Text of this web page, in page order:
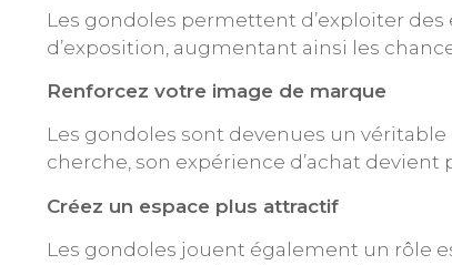
Les gondoles permettent d’exploiter
d’exposition, augmentant ainsi les
Renforcez votre image de marque
Les gondoles sont devenues un
cherche, son expérience d’achat
Créez un espace plus attractif
Les gondoles jouent également un rôle